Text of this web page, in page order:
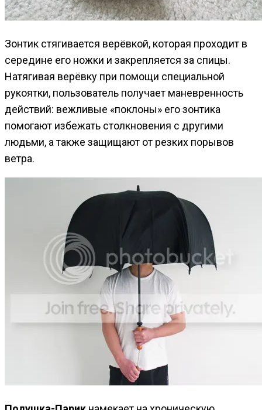
Зонтик стягивается верёвкой, которая проходит в
середине его ножки и закрепляется за спицы.
Натягивая верёвку при помощи специальной
рукоятки, пользователь получает маневренность
действий: вежливые «поклоны» его зонтика
помогают избежать столкновения с другими
людьми, а также защищают от резких порывов
ветра.